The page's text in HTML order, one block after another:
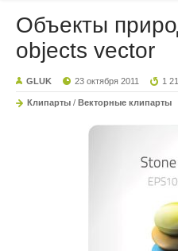
Объекты
objects vector
GLUK 23 октября 2011 1
Клипарты / Векторные клипарты